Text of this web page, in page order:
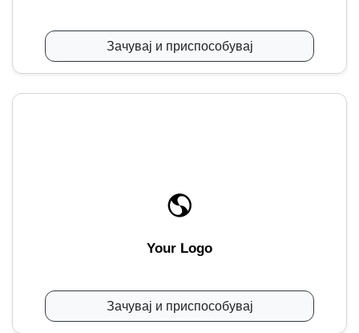
Зачувај и приспособувај
Your Logo
Зачувај и приспособувај